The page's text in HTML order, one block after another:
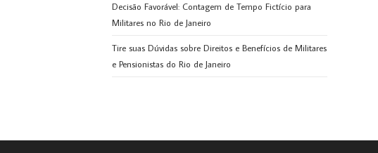
Decisão Favorável: Contagem de Tempo Fictício para
Militares no Rio de Janeiro
Tire suas Dúvidas sobre Direitos e Benefícios de Militares
e Pensionistas do Rio de Janeiro